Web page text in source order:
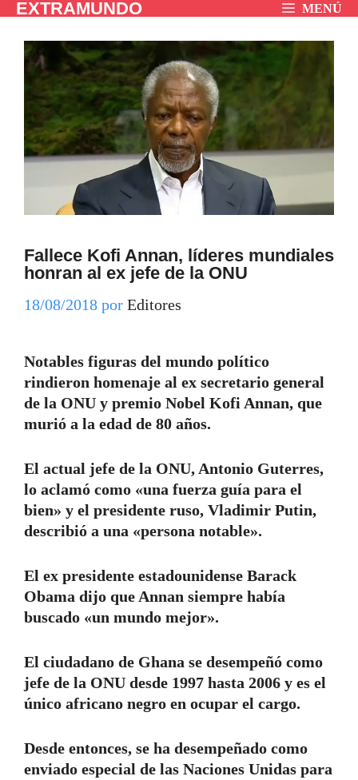
Saltar
contenido
EXTRAMUNDO MENÚ
Fallece Kofi Annan, líderes mundiales
honran al ex jefe de la ONU
18/08/2018 por Editores
Notables figuras del mundo político
rindieron homenaje al ex secretario general
de la ONU y premio Nobel Kofi Annan, que
murió a la edad de 80 años.
El actual jefe de la ONU, Antonio Guterres,
lo aclamó como «una fuerza guía para el
bien» y el presidente ruso, Vladimir Putin,
describió a una «persona notable».
El ex presidente estadounidense Barack
Obama dijo que Annan siempre había
buscado «un mundo mejor».
El ciudadano de Ghana se desempeñó como
jefe de la ONU desde 1997 hasta 2006 y es el
único africano negro en ocupar el cargo.
Desde entonces, se ha desempeñado como
enviado especial de las Naciones Unidas para